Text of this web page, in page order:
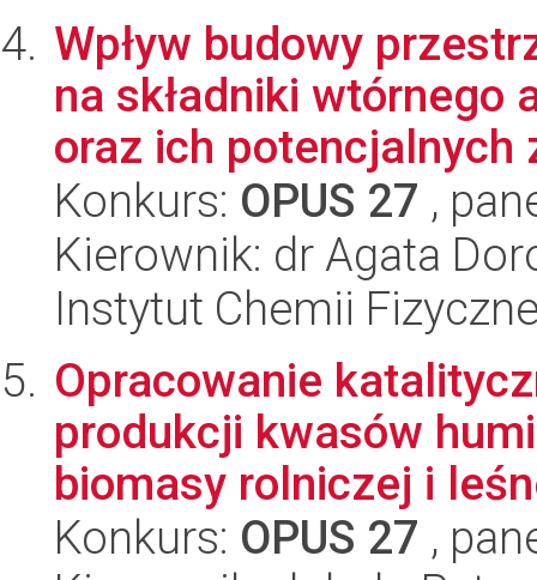
Wpływ budowy
na składniki wtórnego
oraz ich potencjalnych
Konkurs: OPUS 27 ,
Kierownik: dr Agata
Instytut Chemii
Opracowanie
produkcji kwasów
biomasy rolniczej i
Konkurs: OPUS 27 ,